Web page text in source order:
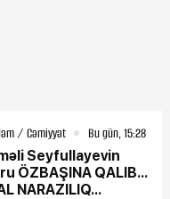
/ Cəmiyyət
Bu gün, 15:28
Seyfullayevin
ÖZBAŞINA QALIB...
NARAZILIQ...
44 günlük müharibənin